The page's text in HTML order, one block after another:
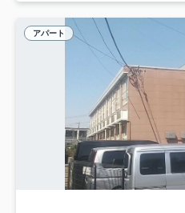
アパート